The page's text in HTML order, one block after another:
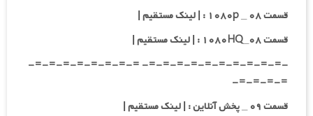
قسمت ۰۸ _ ۱۰۸۰p : | لینک مستقیم |
قسمت ۰۸_۱۰۸۰HQ : | لینک مستقیم |
-=-=-=-=-=-=-=-=-=-=- =-=-=-=-=-=-=-=-
=-=-=-=-
قسمت ۰۹ _ پخش آنلاین : | لینک مستقیم |